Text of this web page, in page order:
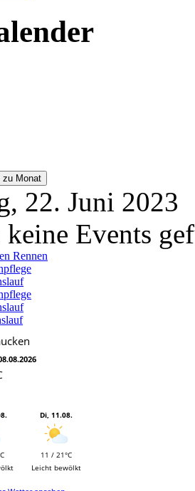
zu Monat
22. Juni 2023
Events
Rennen
Di, 11.08.
11 / 21°C
Leicht bewölkt